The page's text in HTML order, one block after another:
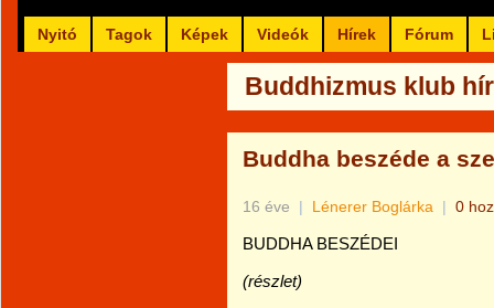
Nyitó Tagok Képek Videók Hírek Fórum
Buddhizmus klub
Buddha beszéde a
16 éve | Lénerer Boglárka | 0
BUDDHA BESZÉDEI
(részlet)